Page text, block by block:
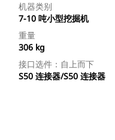
机器类别
7-10 吨小型挖掘机
重量
306 kg
接口选件：自上而下
S50 连接器/S50 连接器